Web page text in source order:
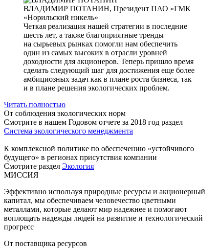
ВЛАДИМИР ПОТАНИН, Президент ПАО «ГМК
«Норильский никель»
Четкая реализация нашей стратегии в последние
шесть лет, а также благоприятные тренды
на сырьевых рынках помогли нам обеспечить
один из самых высоких в отрасли уровней
доходности для акционеров. Теперь пришло время
сделать следующий шаг для достижения еще более
амбициозных задач как в плане роста бизнеса, так
и в плане решения экологических проблем.
Читать полностью
От соблюдения экологических норм
Смотрите в нашем Годовом отчете за 2018 год раздел
Система экологического менеджмента
К комплексной политике по обеспечению «устойчивого
будущего» в регионах присутствия компании
Смотрите раздел Экология
МИССИЯ
Эффективно используя природные ресурсы и акционерный
капитал, мы обеспечиваем человечество цветными
металлами, которые делают мир надежнее и помогают
воплощать надежды людей на развитие и технологический
прогресс
От поставщика ресурсов